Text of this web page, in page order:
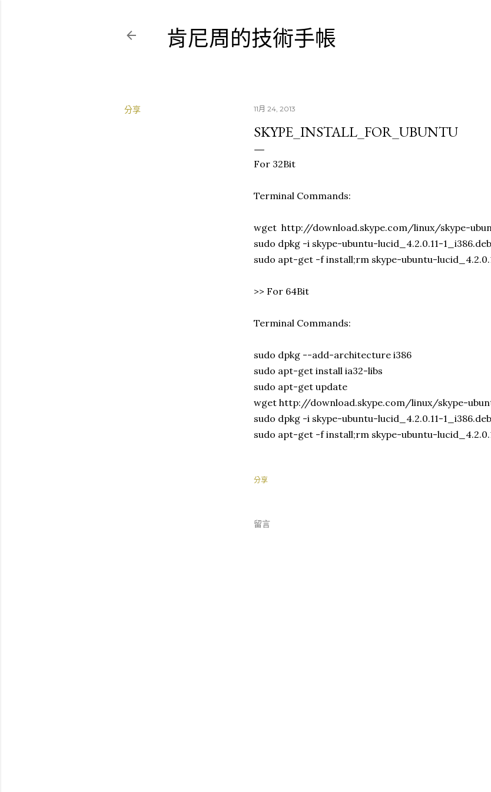
肯尼周的技術手帳
分享 11月 24, 2013
SKYPE_INSTALL_FOR_UBUNTU
For 32Bit
Terminal Commands:
wget http://download.skype.com/linux/skype-
sudo dpkg -i skype-ubuntu-lucid_4.2.0.11-1_i386.deb
sudo apt-get -f install;rm skype-ubuntu-
>> For 64Bit
Terminal Commands:
sudo dpkg --add-architecture i386
sudo apt-get install ia32-libs
sudo apt-get update
wget http://download.skype.com/linux/skype-
sudo dpkg -i skype-ubuntu-lucid_4.2.0.11-1_i386.deb
sudo apt-get -f install;rm skype-ubuntu-
分享
留言